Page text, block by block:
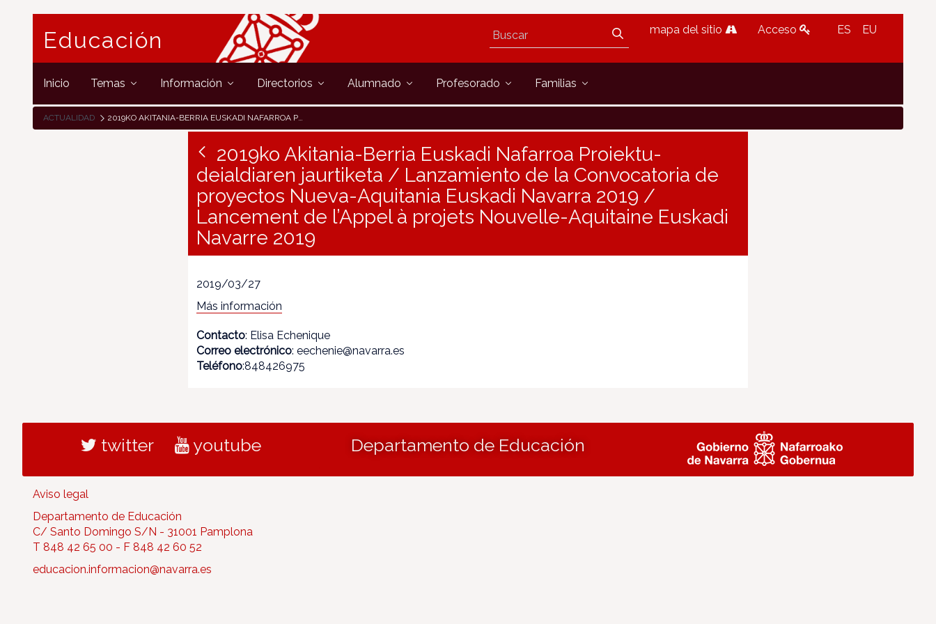
Educación mapa del sitio Acceso ES EU
Inicio Temas Información Directorios Alumnado Profesorado Familias
ACTUALIDAD 2019KO AKITANIA-BERRIA EUSKADI NAFARROA PROIEKTU-DEIALDIAREN JAURTIKETA / LANZAMIENTO DE LA CONVOCATORIA DE PROYECTOS NUEVA-AQUITANIA EUSKADI NAVARRA 2019 / LANCEMENT DE L’APPEL À PROJETS NOUVELLE-AQUITAINE EUSKADI NAVARRE 2019
2019ko Akitania-Berria Euskadi Nafarroa Proiektu-
deialdiaren jaurtiketa / Lanzamiento de la Convocatoria de
proyectos Nueva-Aquitania Euskadi Navarra 2019 /
Lancement de l’Appel à projets Nouvelle-Aquitaine Euskadi
Navarre 2019
2019/03/27
Más información
Contacto: Elisa Echenique
Correo electrónico: eechenie@navarra.es
Teléfono:848426975
twitter youtube Departamento de Educación
Aviso legal
Departamento de Educación
C/ Santo Domingo S/N - 31001 Pamplona
T 848 42 65 00 - F 848 42 60 52
educacion.informacion@navarra.es